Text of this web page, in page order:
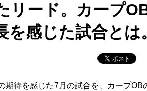
リード。カープ
感じた試合とは
待を感じた7月の試合を、カープOB